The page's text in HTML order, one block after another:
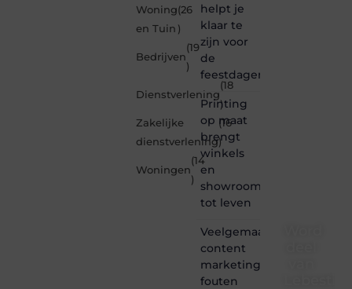
Woning
en Tuin
(26
)
Bedrijven
(19
)
Dienstverlening
(18
)
Zakelijke
dienstverlening
(16
)
Woningen
(14
)
helpt je
klaar te
zijn voor
de
feestdagen
Printing
op maat
brengt
winkels
en
showrooms
tot leven
Veelgemaakte
content
marketing
fouten